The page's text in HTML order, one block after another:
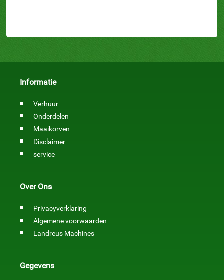
maaikorf dat u
Informatie
Verhuur
Onderdelen
Maaikorven
Disclaimer
service
Over Ons
Privacyverklaring
Algemene voorwaarden
Landreus Machines
Gegevens